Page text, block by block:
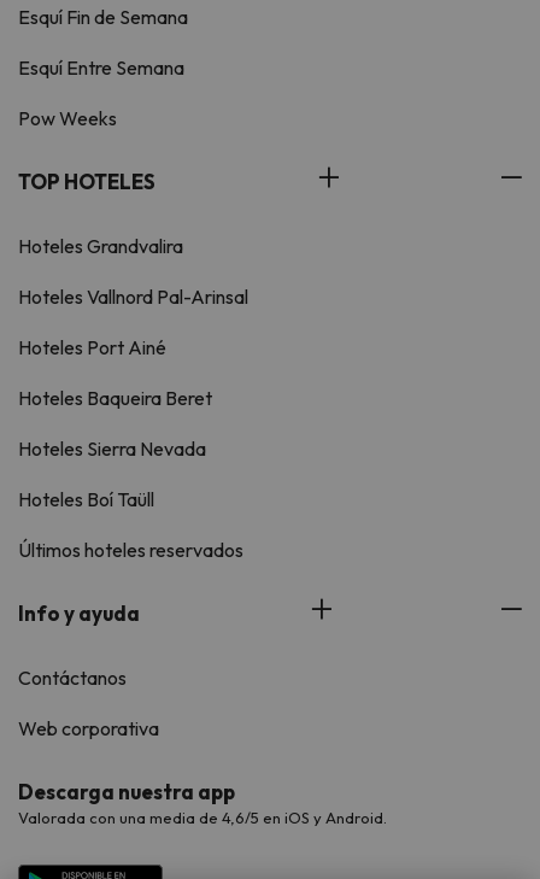
Esquí Fin de Semana
Esquí Entre Semana
Pow Weeks
TOP HOTELES
Hoteles Grandvalira
Hoteles Vallnord Pal-Arinsal
Hoteles Port Ainé
Hoteles Baqueira Beret
Hoteles Sierra Nevada
Hoteles Boí Taüll
Últimos hoteles reservados
Info y ayuda
Contáctanos
Web corporativa
Descarga nuestra app
Valorada con una media de 4,6/5 en iOS y Android.